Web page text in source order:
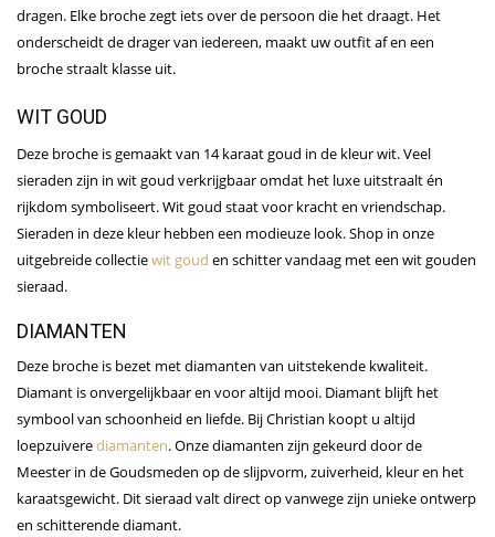
dragen. Elke broche zegt iets over de persoon die het draagt. Het
onderscheidt de drager van iedereen, maakt uw outfit af en een
broche straalt klasse uit.
WIT GOUD
Deze broche is gemaakt van 14 karaat goud in de kleur wit. Veel
sieraden zijn in wit goud verkrijgbaar omdat het luxe uitstraalt én
rijkdom symboliseert. Wit goud staat voor kracht en vriendschap.
Sieraden in deze kleur hebben een modieuze look. Shop in onze
uitgebreide collectiewit goud en schitter vandaag met een wit gouden
sieraad.
DIAMANTEN
Deze broche is bezet met diamanten van uitstekende kwaliteit.
Diamant is onvergelijkbaar en voor altijd mooi. Diamant blijft het
symbool van schoonheid en liefde. Bij Christian koopt u altijd
loepzuiverediamanten. Onze diamanten zijn gekeurd door de
Meester in de Goudsmeden op de slijpvorm, zuiverheid, kleur en het
karaatsgewicht. Dit sieraad valt direct op vanwege zijn unieke ontwerp
en schitterende diamant.